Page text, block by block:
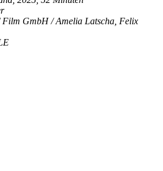
GmbH / Amelia Latscha, Felix